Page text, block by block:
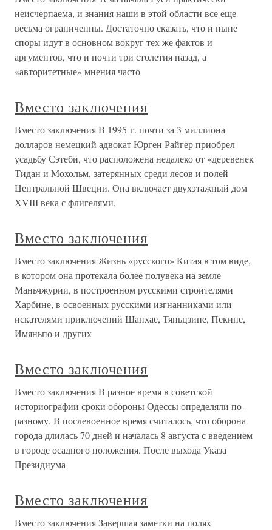
неисчерпаема, и знания наши в этой области все еще
весьма ограниченны. Достаточно сказать, что и ныне
споры идут в основном вокруг тех же фактов и
аргументов, что и почти три столетия назад, а
«авторитетные» мнения часто
Вместо заключения
Вместо заключения В 1995 г. почти за 3 миллиона
долларов немецкий адвокат Юрген Райгер приобрел
усадьбу Сэтеби, что расположена недалеко от «деревенек
Тидан и Мохольм, затерянных среди лесов и полей
Центральной Швеции. Она включает двухэтажный дом
XVIII века с флигелями,
Вместо заключения
Вместо заключения Жизнь «русского» Китая в том виде,
в котором она протекала более полувека на земле
Маньчжурии, в построенном русскими строителями
Харбине, в освоенных русскими изгнанниками или
искателями приключений Шанхае, Тяньцзине, Пекине,
Имяньпо и других
Вместо заключения
Вместо заключения В разное время в советской
историографии сроки обороны Одессы определяли по-
разному. В послевоенное время считалось, что оборона
города длилась 70 дней и началась 8 августа с введением
в городе осадного положения. После выхода Указа
Президиума
Вместо заключения
Вместо заключения Завершая заметки на полях